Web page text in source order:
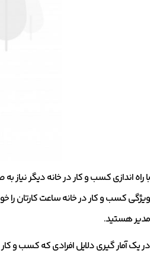
با راه اندازی کسب و کار در خانه دیگر
ویژگی کسب و کار در خانه ساعت کارتان را
مدیر هستید.
در یک آمار گیری دلایل افرادی که کسب و